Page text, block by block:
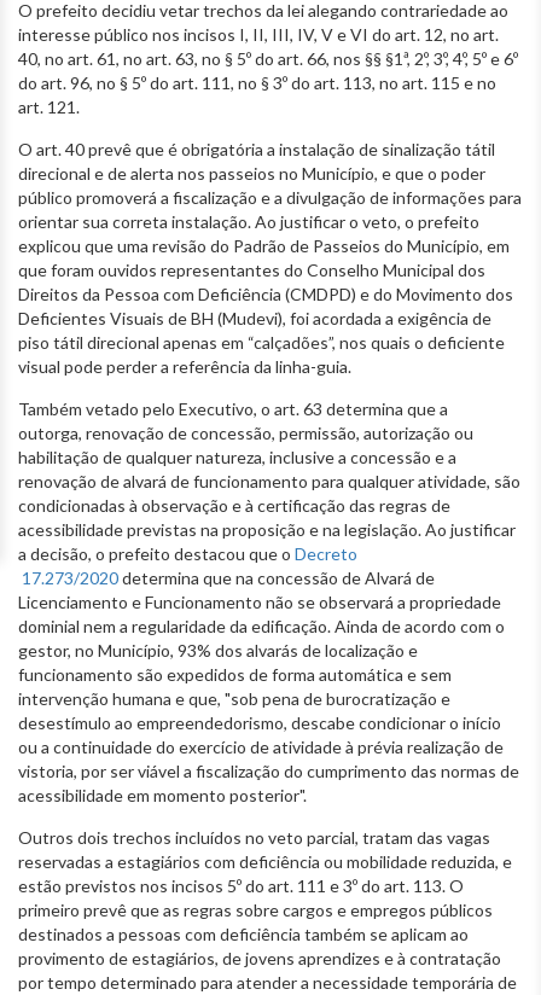
O prefeito decidiu vetar trechos da lei alegando contrariedade ao
interesse público nos incisos I, II, III, IV, V e VI do art. 12, no art.
40, no art. 61, no art. 63, no § 5º do art. 66, nos §§ §1ª, 2º, 3º, 4º, 5º e 6º
do art. 96, no § 5º do art. 111, no § 3º do art. 113, no art. 115 e no
art. 121.
O art. 40 prevê que é obrigatória a instalação de sinalização tátil
direcional e de alerta nos passeios no Município, e que o poder
público promoverá a fiscalização e a divulgação de informações para
orientar sua correta instalação. Ao justificar o veto, o prefeito
explicou que uma revisão do Padrão de Passeios do Município, em
que foram ouvidos representantes do Conselho Municipal dos
Direitos da Pessoa com Deficiência (CMDPD) e do Movimento dos
Deficientes Visuais de BH (Mudevi), foi acordada a exigência de
piso tátil direcional apenas em “calçadões”, nos quais o deficiente
visual pode perder a referência da linha-guia.
Também vetado pelo Executivo, o art. 63 determina que a
outorga, renovação de concessão, permissão, autorização ou
habilitação de qualquer natureza, inclusive a concessão e a
renovação de alvará de funcionamento para qualquer atividade, são
condicionadas à observação e à certificação das regras de
acessibilidade previstas na proposição e na legislação. Ao justificar
a decisão, o prefeito destacou que o Decreto
17.273/2020determina que na concessão de Alvará de
Licenciamento e Funcionamento não se observará a propriedade
dominial nem a regularidade da edificação. Ainda de acordo com o
gestor, no Município, 93% dos alvarás de localização e
funcionamento são expedidos de forma automática e sem
intervenção humana e que, "sob pena de burocratização e
desestímulo ao empreendedorismo, descabe condicionar o início
ou a continuidade do exercício de atividade à prévia realização de
vistoria, por ser viável a fiscalização do cumprimento das normas de
acessibilidade em momento posterior".
Outros dois trechos incluídos no veto parcial, tratam das vagas
reservadas a estagiários com deficiência ou mobilidade reduzida, e
estão previstos nos incisos 5º do art. 111 e 3º do art. 113. O
primeiro prevê que as regras sobre cargos e empregos públicos
destinados a pessoas com deficiência também se aplicam ao
provimento de estagiários, de jovens aprendizes e à contratação
por tempo determinado para atender a necessidade temporária de